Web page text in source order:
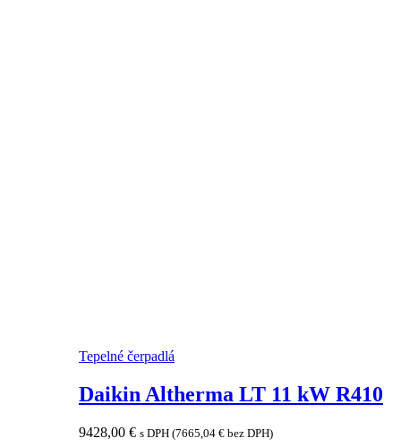
Tepelné čerpadlá
Daikin Altherma LT 11 kW R410
9428,00 € s DPH (7665,04 € bez DPH)